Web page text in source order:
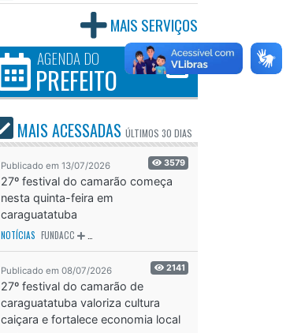
MAIS SERVIÇOS
AGENDA DO
PREFEITO
MAIS ACESSADAS ÚLTIMOS 30 DIAS
Publicado em 13/07/2026 3579
27º festival do camarão começa
nesta quinta-feira em
caraguatatuba
NOTÍCIAS FUNDACC
Publicado em 08/07/2026 2141
27º festival do camarão de
caraguatatuba valoriza cultura
caiçara e fortalece economia local